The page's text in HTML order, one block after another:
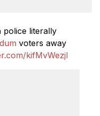
police literally
voters away
kifMvWezjI